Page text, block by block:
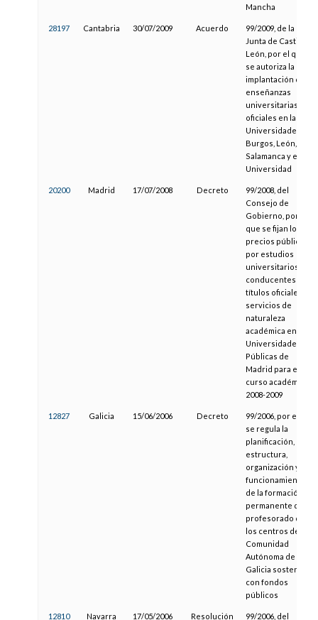
Mancha
28197 Cantabria 30/07/2009 Acuerdo
99/2009, de la
Junta de Castilla y
León, por el que
se autoriza la
implantación de
enseñanzas
universitarias
oficiales en las
Universidades de
Burgos, León,
Salamanca y en IE
Universidad
20200 Madrid 17/07/2008 Decreto
99/2008, del
Consejo de
Gobierno, por el
que se fijan los
precios públicos
por estudios
universitarios
conducentes a
títulos oficiales y
servicios de
naturaleza
académica en las
Universidades
Públicas de
Madrid para el
curso académico
2008-2009
12827 Galicia 15/06/2006 Decreto
99/2006, por el que
se regula la
planificación,
estructura,
organización y
funcionamiento
de la formación
permanente del
profesorado de
los centros de la
Comunidad
Autónoma de
Galicia sostenidos
con fondos
públicos
12810 Navarra 17/05/2006 Resolución 99/2006, del